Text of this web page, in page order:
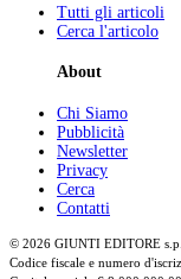
Tutti gli articoli
Cerca l'articolo
About
Chi Siamo
Pubblicità
Newsletter
Privacy
Cerca
Contatti
© 2026 GIUNTI EDITORE
Codice fiscale e numero